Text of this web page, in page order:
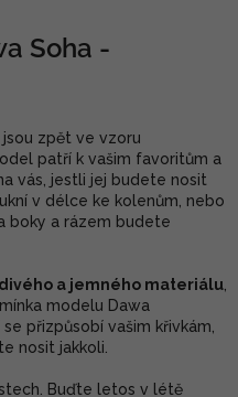
Soha -
jsou zpět ve vzoru
patří k vašim favoritům a
vás, jestli jej budete nosit
v délce ke kolenům, nebo
boky a rázem budete
a jemného materiálu
modelu Dawa
se přizpůsobí vašim křivkám,
nosit jakkoli.
Buďte letos v létě